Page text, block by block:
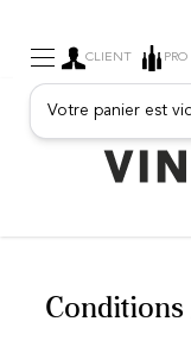
CLIENT PRO
Votre panier est
Conditions